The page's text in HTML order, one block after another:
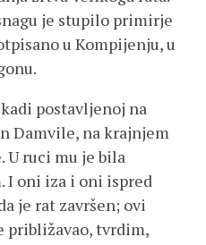
je stupilo primirje
u Kompijenju, u
postavljenoj na
Damvile, na krajnjem
U ruci mu je bila
I oni iza i oni ispred
je rat završen; ovi
približavao, tvrdim,